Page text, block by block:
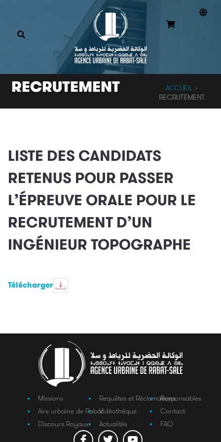
RECRUTEMENT ACCUEIL »
RECRUTEMENT
LISTE DES CANDIDATS
RETENUS POUR PASSER
L’ÉPREUVE ORALE POUR LE
RECRUTEMENT D’UN
INGÉNIEUR TOPOGRAPHE
Télécharger
Missions
Aire urbaine de Rabat
Discours Royaux
Requêtes et Réclamations
Vidéothèque
Actualités
Responsables
Contact
FAQ